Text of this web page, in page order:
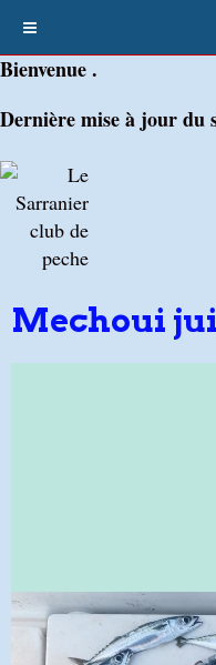
Bienvenue .
Dernière mise à jour du
Mechoui